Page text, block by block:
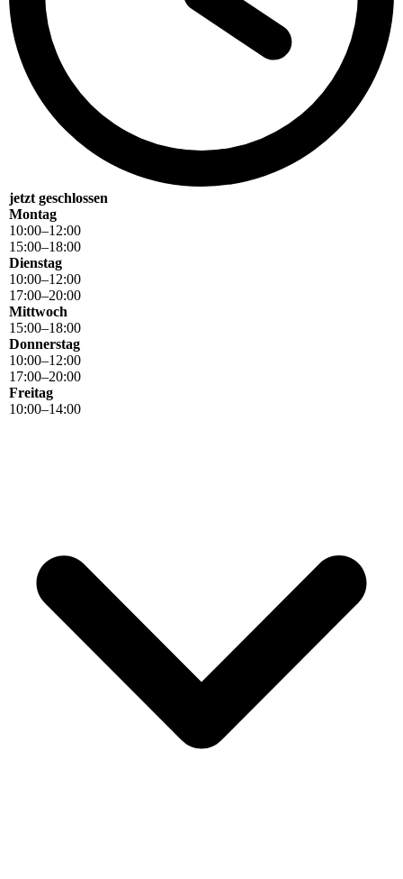
jetzt geschlossen
Montag
10:00–12:00
15:00–18:00
Dienstag
10:00–12:00
17:00–20:00
Mittwoch
15:00–18:00
Donnerstag
10:00–12:00
17:00–20:00
Freitag
10:00–14:00